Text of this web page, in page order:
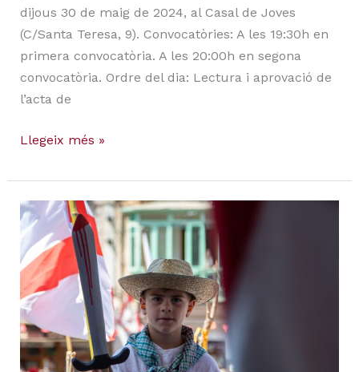
dijous 30 de maig de 2024, al Casal de Joves
(C/Santa Teresa, 9). Convocatòries: A les 19:30h en
primera convocatòria. A les 20:00h en segona
convocatòria. Ordre del dia: Lectura i aprovació de
l’acta de
Llegeix més »
Es
Firó
de
Sóller